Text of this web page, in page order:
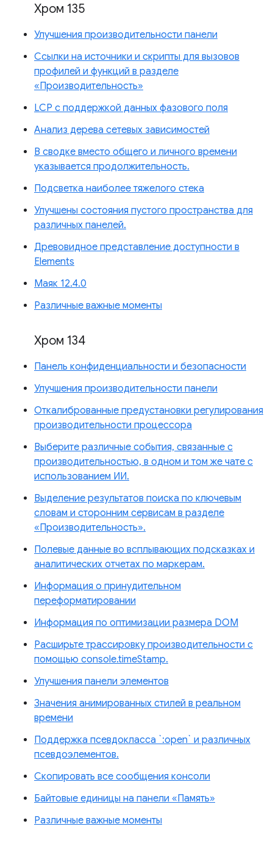
Хром 135
Улучшения производительности панели
Ссылки на источники и скрипты для вызовов
профилей и функций в разделе
«Производительность»
LCP с поддержкой данных фазового поля
Анализ дерева сетевых зависимостей
В сводке вместо общего и личного времени
указывается продолжительность.
Подсветка наиболее тяжелого стека
Улучшены состояния пустого пространства для
различных панелей.
Древовидное представление доступности в
Elements
Маяк 12.4.0
Различные важные моменты
Хром 134
Панель конфиденциальности и безопасности
Улучшения производительности панели
Откалиброванные предустановки регулирования
производительности процессора
Выберите различные события, связанные с
производительностью, в одном и том же чате с
использованием ИИ.
Выделение результатов поиска по ключевым
словам и сторонним сервисам в разделе
«Производительность».
Полевые данные во всплывающих подсказках и
аналитических отчетах по маркерам.
Информация о принудительном
переформатировании
Информация по оптимизации размера DOM
Расширьте трассировку производительности с
помощью console.timeStamp.
Улучшения панели элементов
Значения анимированных стилей в реальном
времени
Поддержка псевдокласса `:open` и различных
псевдоэлементов.
Скопировать все сообщения консоли
Байтовые единицы на панели «Память»
Различные важные моменты